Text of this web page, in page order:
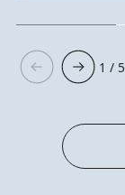
1 / 5